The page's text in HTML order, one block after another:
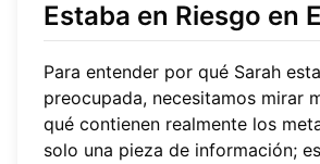
Estaba en Riesgo en
Para entender por qué Sarah
preocupada, necesitamos mirar
qué contienen realmente los
solo una pieza de información;